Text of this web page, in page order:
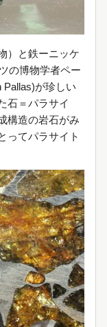
）と鉄ーニッケ
の博物学者ペー
Pallas)が珍しい
石＝パラサイ
構造の岩石がみ
ってパラサイト